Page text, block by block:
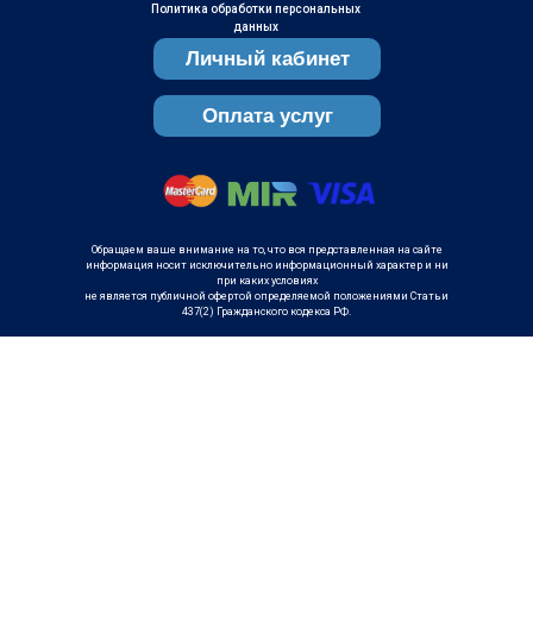
Обращаем ваше внимание на то, что вся представленная на сайте
информация носит исключительно информационный характер и ни
при каких условиях
не является публичной офертой определяемой положениями Статьи
437(2) Гражданского кодекса РФ.
Политика обработки персональных
данных
Личный кабинет
Оплата услуг